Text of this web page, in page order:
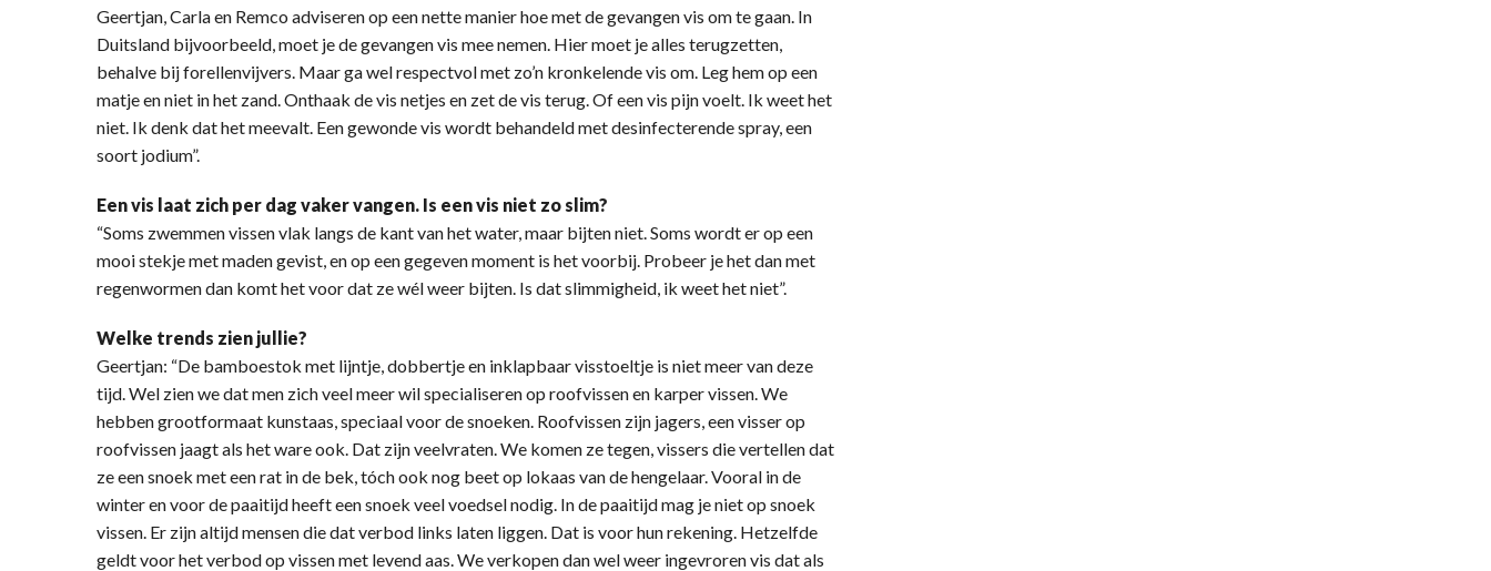
Geertjan, Carla en Remco adviseren op een nette manier hoe met de gevangen vis om te gaan. In
Duitsland bijvoorbeeld, moet je de gevangen vis mee nemen. Hier moet je alles terugzetten,
behalve bij forellenvijvers. Maar ga wel respectvol met zo’n kronkelende vis om. Leg hem op een
matje en niet in het zand. Onthaak de vis netjes en zet de vis terug. Of een vis pijn voelt. Ik weet het
niet. Ik denk dat het meevalt. Een gewonde vis wordt behandeld met desinfecterende spray, een
soort jodium”.
Een vis laat zich per dag vaker vangen. Is een vis niet zo slim?
“Soms zwemmen vissen vlak langs de kant van het water, maar bijten niet. Soms wordt er op een
mooi stekje met maden gevist, en op een gegeven moment is het voorbij. Probeer je het dan met
regenwormen dan komt het voor dat ze wél weer bijten. Is dat slimmigheid, ik weet het niet”.
Welke trends zien jullie?
Geertjan: “De bamboestok met lijntje, dobbertje en inklapbaar visstoeltje is niet meer van deze
tijd. Wel zien we dat men zich veel meer wil specialiseren op roofvissen en karper vissen. We
hebben grootformaat kunstaas, speciaal voor de snoeken. Roofvissen zijn jagers, een visser op
roofvissen jaagt als het ware ook. Dat zijn veelvraten. We komen ze tegen, vissers die vertellen dat
ze een snoek met een rat in de bek, tóch ook nog beet op lokaas van de hengelaar. Vooral in de
winter en voor de paaitijd heeft een snoek veel voedsel nodig. In de paaitijd mag je niet op snoek
vissen. Er zijn altijd mensen die dat verbod links laten liggen. Dat is voor hun rekening. Hetzelfde
geldt voor het verbod op vissen met levend aas. We verkopen dan wel weer ingevroren vis dat als